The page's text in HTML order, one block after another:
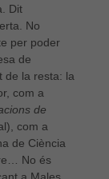
Dit
No
per poder
de
de la resta: la
com a
de
com a
de Ciència
No és